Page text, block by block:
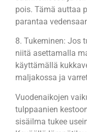
pois. Tämä auttaa
parantaa
8. Tukeminen: Jos
niitä asettamalla
käyttämällä
maljakossa ja
Vuodenaikojen
tulppaanien
sisäilma tukee